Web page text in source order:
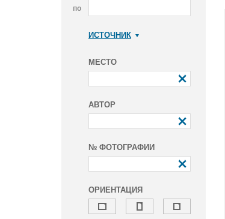
по
ИСТОЧНИК
МЕСТО
АВТОР
№ ФОТОГРАФИИ
ОРИЕНТАЦИЯ